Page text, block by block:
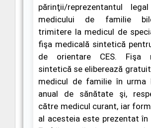
părinţii/reprezentantul
medicului de familie
trimitere la medicul de
fişa medicală sintetică
de orientare CES.
Fişa
sintetică se eliberează
medicul de familie în urma
anual de sănătate şi,
către medicul curant, iar
al acesteia este prezentat în